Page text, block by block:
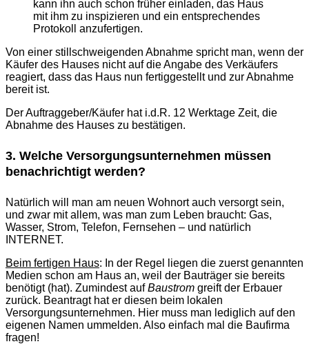
kann ihn auch schon früher einladen, das Haus
mit ihm zu inspizieren und ein entsprechendes
Protokoll anzufertigen.
Von einer stillschweigenden Abnahme spricht man, wenn der
Käufer des Hauses nicht auf die Angabe des Verkäufers
reagiert, dass das Haus nun fertiggestellt und zur Abnahme
bereit ist.
Der Auftraggeber/Käufer hat i.d.R. 12 Werktage Zeit, die
Abnahme des Hauses zu bestätigen.
3. Welche Versorgungsunternehmen müssen
benachrichtigt werden?
Natürlich will man am neuen Wohnort auch versorgt sein,
und zwar mit allem, was man zum Leben braucht: Gas,
Wasser, Strom, Telefon, Fernsehen – und natürlich
INTERNET.
Beim fertigen Haus: In der Regel liegen die zuerst genannten
Medien schon am Haus an, weil der Bauträger sie bereits
benötigt (hat). Zumindest aufBaustrom greift der Erbauer
zurück. Beantragt hat er diesen beim lokalen
Versorgungsunternehmen. Hier muss man lediglich auf den
eigenen Namen ummelden. Also einfach mal die Baufirma
fragen!